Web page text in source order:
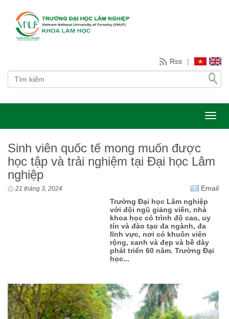
Rss |
Sinh viên quốc tế mong muốn được
học tập và trải nghiệm tại Đại học Lâm
nghiệp
21 tháng 3, 2024
Email
Trường Đại học Lâm nghiệp
với đội ngũ giảng viên, nhà
khoa học có trình độ cao, uy
tín và đào tạo đa ngành, đa
lĩnh vực, nơi có khuôn viên
rộng, xanh và đẹp và bề dày
phát triển 60 năm. Trường Đại
học...